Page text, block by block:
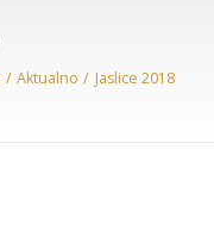
Aktualno Jaslice 2018